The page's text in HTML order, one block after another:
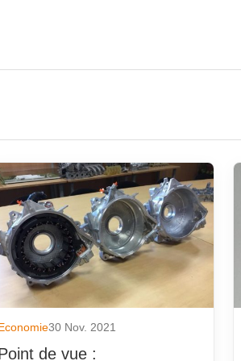
juillet 2018
juin 2018
mai 2018
avril 2018
mars 2018
février 2018
30 Nov. 2021
de vue :